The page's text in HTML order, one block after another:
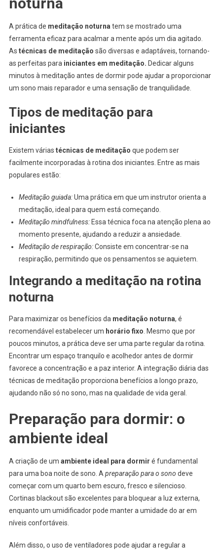
A prática de meditação noturnatem se mostrado uma
ferramenta eficaz para acalmar a mente após um dia agitado.
As técnicas de meditação são diversas e adaptáveis, tornando-
as perfeitas para iniciantes em meditação. Dedicar alguns
minutos à meditação antes de dormir pode ajudar a proporcionar
um sono mais reparador e uma sensação de tranquilidade.
Tipos de meditação para
iniciantes
Existem várias técnicas de meditação que podem ser
facilmente incorporadas à rotina dos iniciantes. Entre as mais
populares estão:
Meditação guiada:Uma prática em que um instrutor orienta a
meditação, ideal para quem está começando.
Meditação mindfulness:Essa técnica foca na atenção plena ao
momento presente, ajudando a reduzir a ansiedade.
Meditação de respiração:Consiste em concentrar-se na
respiração, permitindo que os pensamentos se aquietem.
Integrando a meditação na rotina
noturna
Para maximizar os benefícios da meditação noturna, é
recomendável estabelecer um horário fixo. Mesmo que por
poucos minutos, a prática deve ser uma parte regular da rotina.
Encontrar um espaço tranquilo e acolhedor antes de dormir
favorece a concentração e a paz interior. A integração diária das
técnicas de meditação proporciona benefícios a longo prazo,
ajudando não só no sono, mas na qualidade de vida geral.
Preparação para dormir: o
ambiente ideal
A criação de um ambiente ideal para dormir é fundamental
para uma boa noite de sono. Apreparação para o sono deve
começar com um quarto bem escuro, fresco e silencioso.
Cortinas blackout são excelentes para bloquear a luz externa,
enquanto um umidificador pode manter a umidade do ar em
níveis confortáveis.
Além disso, o uso de ventiladores pode ajudar a regular a